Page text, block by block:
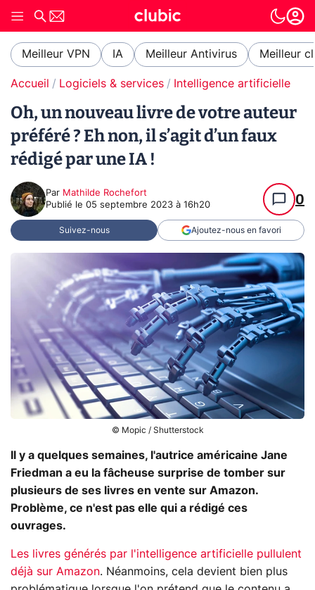
Meilleur VPN IA Meilleur Antivirus Meilleur
Accueil Logiciels & services Intelligence artificielle
Oh, un nouveau livre de votre auteur
préféré ? Eh non, il s’agit d’un faux
rédigé par une IA !
Par Mathilde Rochefort
Publié le 05 septembre 2023 à 16h20 0
Suivez-nous Ajoutez-nous en favori
© Mopic / Shutterstock
Il y a quelques semaines, l'autrice américaine Jane
Friedman a eu la fâcheuse surprise de tomber sur
plusieurs de ses livres en vente sur Amazon.
Problème, ce n'est pas elle qui a rédigé ces
ouvrages.
Les livres générés par l'intelligence artificielle pullulent
déjà sur Amazon. Néanmoins, cela devient bien plus